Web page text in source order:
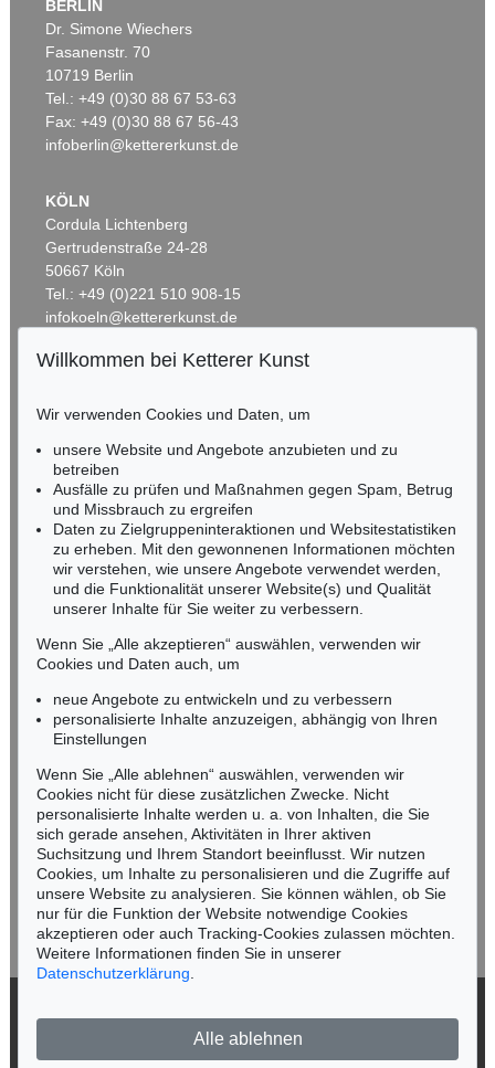
CHRISTOPH WEIGEL
Historiae celebriores veteris testamenti. 1712. 2. Ausg.
Ergebnis:€ 989
Auktion 301 - Lot 101
Biblia ectypa, neuer Einbd.
, 1695
Ergebnis:€ 952
Auktion 521 - Lot 242
Ergebnis:
Auktion 373 - Lot 624
C. WEIGEL
Sculptura historiarum (1697), 1697
Ergebnis:€ 600
Auktion 418 - Lot 422
CHRISTOPH WEIGEL
Memorabilia facta. 1722, 1722
Ergebnis:€ 324
Auktion 414 - Lot 845
BERLIN
Dr. Simone Wiechers
Fasanenstr. 70
10719 Berlin
Tel.: +49 (0)30 88 67 53-63
Fax: +49 (0)30 88 67 56-43
infoberlin@kettererkunst.de
KÖLN
Cordula Lichtenberg
Gertrudenstraße 24-28
50667 Köln
Tel.: +49 (0)221 510 908-15
infokoeln@kettererkunst.de
BADEN-WÜRTTEMBERG
RHEINLAND-PFALZ
Miriam Heß
Tel.: +49 (0)62 21 58 80-038
Fax: +49 (0)62 21 58 80-595
infoheidelberg@kettererkunst.de
NORDDEUTSCHLAND
Nico Kassel, M.A.
Tel.: +49 (0)89 55244-164
Mobil: +49 (0)171 8618661
n.kassel@kettererkunst.de
Keine Auktion mehr verpassen!
Wir informieren Sie rechtzeitig.
Jetzt zum Newsletter anmelden >
Impressum
Willkommen bei Ketterer Kunst
Wir verwenden Cookies und Daten, um
unsere Website und Angebote anzubieten und zu
betreiben
Ausfälle zu prüfen und Maßnahmen gegen Spam, Betrug
und Missbrauch zu ergreifen
Daten zu Zielgruppeninteraktionen und Websitestatistiken
zu erheben. Mit den gewonnenen Informationen möchten
wir verstehen, wie unsere Angebote verwendet werden,
und die Funktionalität unserer Website(s) und Qualität
unserer Inhalte für Sie weiter zu verbessern.
Wenn Sie „Alle akzeptieren“ auswählen, verwenden wir
Cookies und Daten auch, um
neue Angebote zu entwickeln und zu verbessern
personalisierte Inhalte anzuzeigen, abhängig von Ihren
Einstellungen
Wenn Sie „Alle ablehnen“ auswählen, verwenden wir
Cookies nicht für diese zusätzlichen Zwecke. Nicht
personalisierte Inhalte werden u. a. von Inhalten, die Sie
sich gerade ansehen, Aktivitäten in Ihrer aktiven
Suchsitzung und Ihrem Standort beeinflusst. Wir nutzen
Cookies, um Inhalte zu personalisieren und die Zugriffe auf
unsere Website zu analysieren. Sie können wählen, ob Sie
nur für die Funktion der Website notwendige Cookies
akzeptieren oder auch Tracking-Cookies zulassen möchten.
Weitere Informationen finden Sie in unserer
Datenschutzerklärung
Alle ablehnen